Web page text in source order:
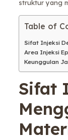
struktur yang
Table of
Sifat Injeksi
Area Injeksi
Keunggulan
Sifat